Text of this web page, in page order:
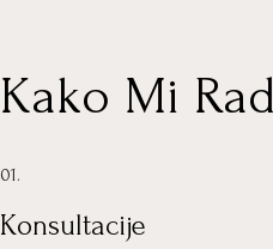
Kako Mi
01.
Konsultacije